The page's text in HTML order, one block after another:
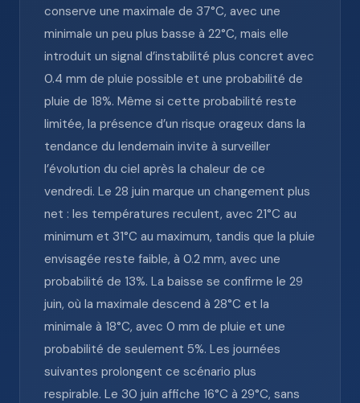
conserve une maximale de 37°C, avec une
minimale un peu plus basse à 22°C, mais elle
introduit un signal d’instabilité plus concret avec
0.4 mm de pluie possible et une probabilité de
pluie de 18%. Même si cette probabilité reste
limitée, la présence d’un risque orageux dans la
tendance du lendemain invite à surveiller
l’évolution du ciel après la chaleur de ce
vendredi. Le 28 juin marque un changement plus
net : les températures reculent, avec 21°C au
minimum et 31°C au maximum, tandis que la pluie
envisagée reste faible, à 0.2 mm, avec une
probabilité de 13%. La baisse se confirme le 29
juin, où la maximale descend à 28°C et la
minimale à 18°C, avec 0 mm de pluie et une
probabilité de seulement 5%. Les journées
suivantes prolongent ce scénario plus
respirable. Le 30 juin affiche 16°C à 29°C, sans